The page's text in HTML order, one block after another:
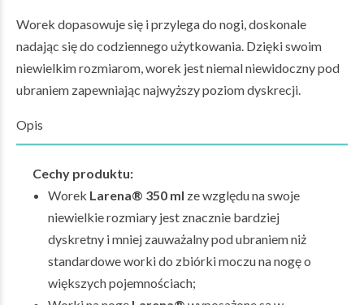
Worek dopasowuje się i przylega do nogi, doskonale
nadając się do codziennego użytkowania. Dzięki swoim
niewielkim rozmiarom, worek jest niemal niewidoczny pod
ubraniem zapewniając najwyższy poziom dyskrecji.
Opis
Cechy produktu:
Worek Larena® 350 ml ze względu na swoje
niewielkie rozmiary jest znacznie bardziej
dyskretny i mniej zauważalny pod ubraniem niż
standardowe worki do zbiórki moczu na nogę o
większych pojemnościach;